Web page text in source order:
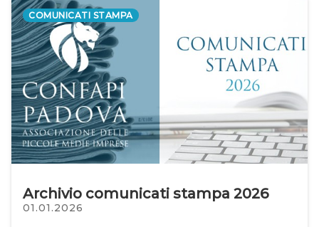
COMUNICATI STAMPA
Archivio comunicati stampa 2026
01.01.2026